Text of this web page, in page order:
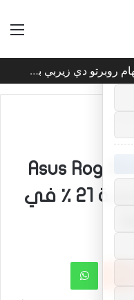
ساندرو تونالي: أقنعه مدرب توتنهام روبرتو دي زيربي بسرعة بالتوقيع
Asus Rog
Captop Deal: خذ بنسبة 21 ٪ في
بينتيريست واتساب